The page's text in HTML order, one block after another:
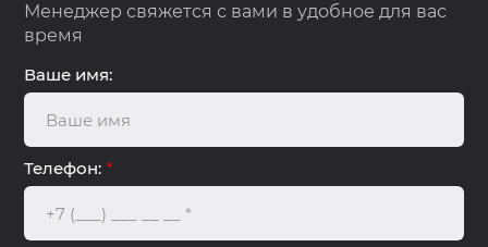
Менеджер свяжется с вами в удобное для вас
время
Ваше имя:
Телефон: *